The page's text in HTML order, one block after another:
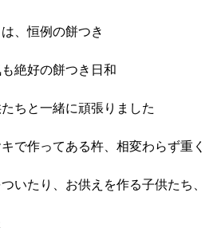
、恒例の餅つき
絶好の餅つき日和
ちと一緒に頑張りました
で作ってある杵、相変わらず重
いたり、お供えを作る子供たち